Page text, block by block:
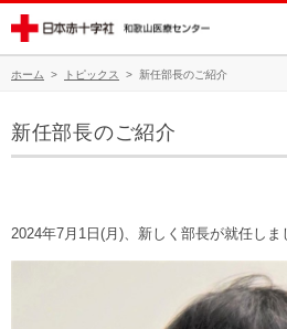
ホーム > トピックス > 新任部長のご紹介
新任部長のご紹介
2024年7月1日(月)、新しく部長が就任しま